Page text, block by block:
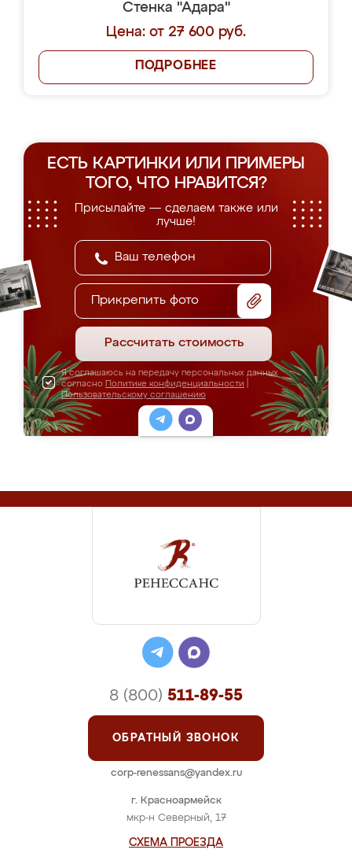
Стенка "Адара"
Цена: от 27 600 руб.
ПОДРОБНЕЕ
ЕСТЬ КАРТИНКИ ИЛИ ПРИМЕРЫ
ТОГО, ЧТО НРАВИТСЯ?
Присылайте — сделаем также или
лучше!
Прикрепить фото
Рассчитать стоимость
Я соглашаюсь на передачу персональных данных
согласно Политике конфиденциальности
Пользовательскому соглашению
г. Красноармейск
мкр-н Северный, 17
СХЕМА ПРОЕЗДА
8 (800) 511-89-55
ОБРАТНЫЙ ЗВОНОК
corp-renessans@yandex.ru